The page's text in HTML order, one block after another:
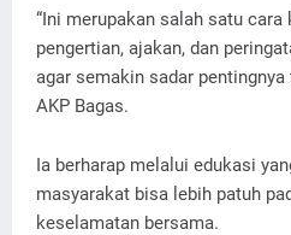
“Ini merupakan salah satu
pengertian, ajakan, dan
agar semakin sadar
AKP Bagas.
Ia berharap melalui edukasi
masyarakat bisa lebih patuh
keselamatan bersama.